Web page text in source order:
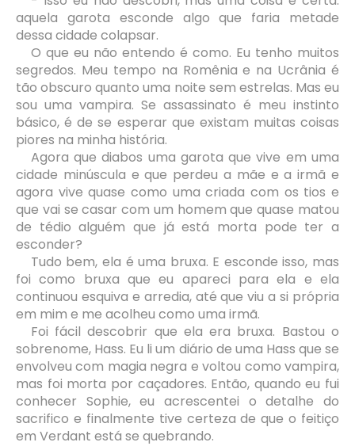
aquela garota esconde algo que faria metade
dessa cidade colapsar.
O que eu não entendo é como. Eu tenho muitos
segredos. Meu tempo na Romênia e na Ucrânia é
tão obscuro quanto uma noite sem estrelas. Mas eu
sou uma vampira. Se assassinato é meu instinto
básico, é de se esperar que existam muitas coisas
piores na minha história.
Agora que diabos uma garota que vive em uma
cidade minúscula e que perdeu a mãe e a irmã e
agora vive quase como uma criada com os tios e
que vai se casar com um homem que quase matou
de tédio alguém que já está morta pode ter a
esconder?
Tudo bem, ela é uma bruxa. E esconde isso, mas
foi como bruxa que eu apareci para ela e ela
continuou esquiva e arredia, até que viu a si própria
em mim e me acolheu como uma irmã.
Foi fácil descobrir que ela era bruxa. Bastou o
sobrenome, Hass. Eu li um diário de uma Hass que se
envolveu com magia negra e voltou como vampira,
mas foi morta por caçadores. Então, quando eu fui
conhecer Sophie, eu acrescentei o detalhe do
sacrifico e finalmente tive certeza de que o feitiço
em Verdant está se quebrando.